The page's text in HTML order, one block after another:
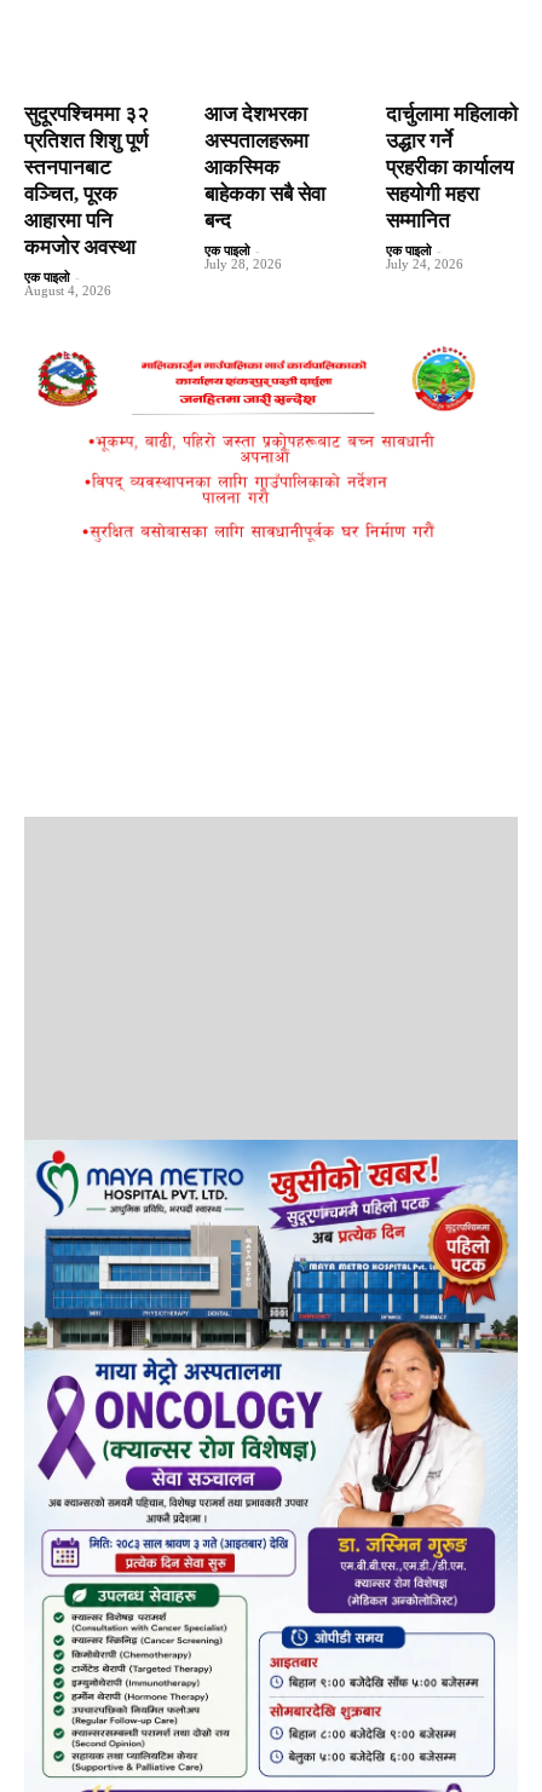
सुदूरपश्चिममा ३२
प्रतिशत शिशु पूर्ण
स्तनपानबाट
वञ्चित, पूरक
आहारमा पनि
कमजोर अवस्था
एक पाइलो -
August 4, 2026
आज देशभरका
अस्पतालहरूमा
आकस्मिक
बाहेकका सबै सेवा
बन्द
एक पाइलो -
July 28, 2026
दार्चुलामा महिलाको
उद्धार गर्ने
प्रहरीका कार्यालय
सहयोगी महरा
सम्मानित
एक पाइलो -
July 24, 2026